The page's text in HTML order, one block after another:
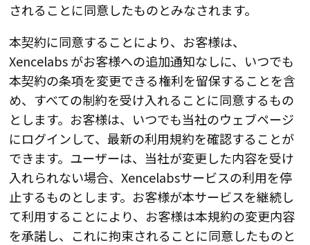
されることに同意したものとみなされます。
本契約に同意することにより、お客様は、
Xencelabs がお客様への追加通知なしに、いつでも
本契約の条項を変更できる権利を留保することを含
め、すべての制約を受け入れることに同意するもの
とします。お客様は、いつでも当社のウェブページ
にログインして、最新の利用規約を確認することが
できます。ユーザーは、当社が変更した内容を受け
入れられない場合、Xencelabsサービスの利用を停
止するものとします。お客様が本サービスを継続し
て利用することにより、お客様は本規約の変更内容
を承諾し、これに拘束されることに同意したものと